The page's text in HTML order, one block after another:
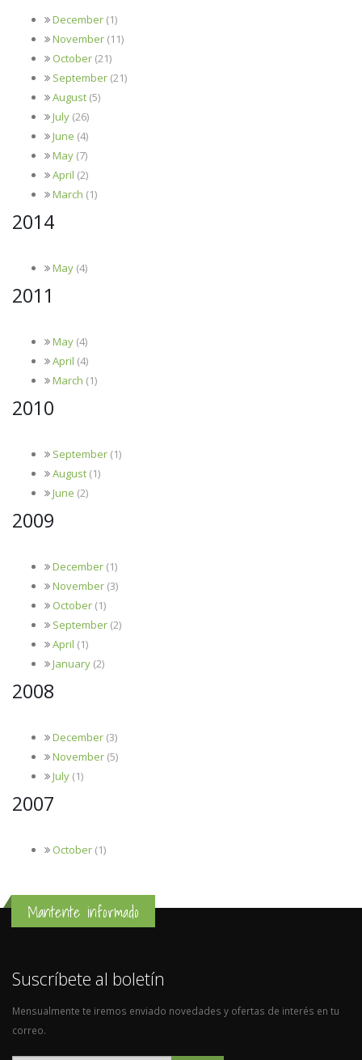
December (1)
November (11)
October (21)
September (21)
August (5)
July (26)
June (4)
May (7)
April (2)
March (1)
2014
May (4)
2011
May (4)
April (4)
March (1)
2010
September (1)
August (1)
June (2)
2009
December (1)
November (3)
October (1)
September (2)
April (1)
January (2)
2008
December (3)
November (5)
July (1)
2007
October (1)
Mantente informado
Suscríbete al boletín
Mensualmente te iremos enviado novedades y ofertas de interés en tu
correo.